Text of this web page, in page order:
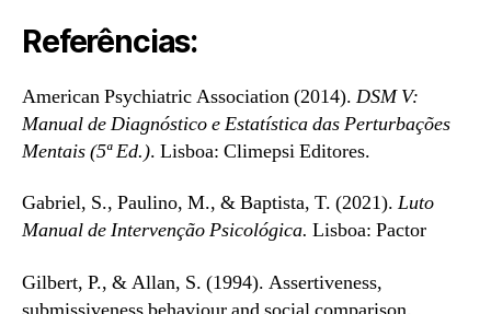
Referências:
American Psychiatric Association (2014). DSM V:
Manual de Diagnóstico e Estatística das Perturbações
Mentais (5ª Ed.). Lisboa: Climepsi Editores.
Gabriel, S., Paulino, M., & Baptista, T. (2021). Luto
Manual de Intervenção Psicológica. Lisboa: Pactor
Gilbert, P., & Allan, S. (1994). Assertiveness,